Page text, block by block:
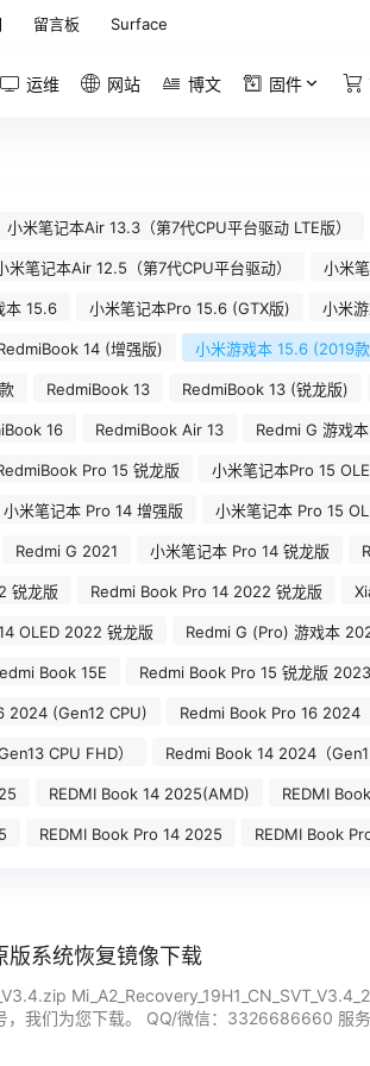
留言板 Surface
运维 网站 博文 固件
小米笔记本Air 13.3（第7代CPU平台驱动 LTE版）
米笔记本Air 12.5（第7代CPU平台驱动） 小米
本 15.6 小米笔记本Pro 15.6 (GTX版) 小米
14 (增强版) 小米游戏本 15.6 (2019
RedmiBook 13 RedmiBook 13 (锐龙版)
16 RedmiBook Air 13 Redmi G 游戏本
Pro 15 锐龙版 小米笔记本Pro 15
小米笔记本 Pro 14 增强版 小米笔记本 Pro 15
Redmi G 2021 小米笔记本 Pro 14 锐龙版
锐龙版 Redmi Book Pro 14 2022 锐龙版
OLED 2022 锐龙版 Redmi G (Pro) 游戏本
Book 15E Redmi Book Pro 15 锐龙版 2023
2024 (Gen12 CPU) Redmi Book Pro 16 2024
CPU FHD） Redmi Book 14 2024（
REDMI Book 14 2025(AMD) REDMI
REDMI Book Pro 14 2025 REDMI Book
系统恢复镜像下载
，我们为您下载。 QQ/微信：3326686660